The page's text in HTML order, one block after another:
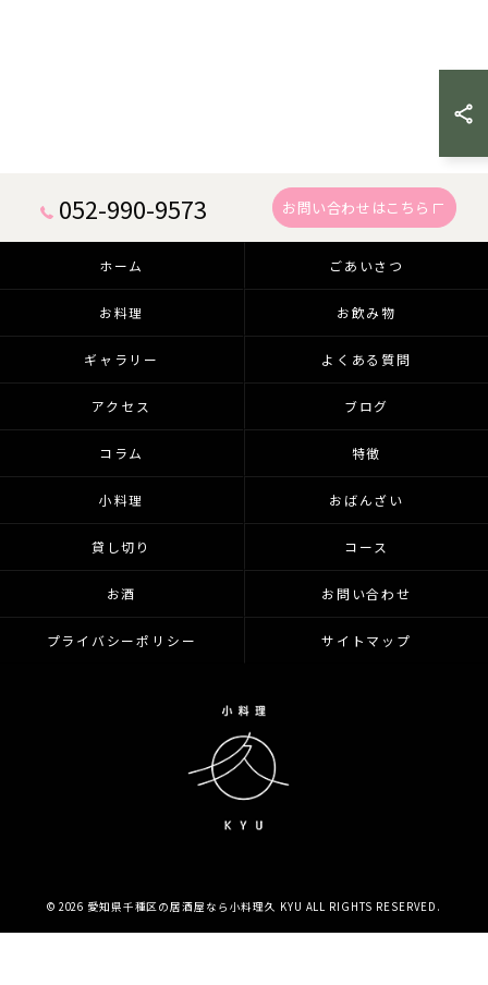
052-990-9573 お問い合わせはこちら
ホーム ごあいさつ
お料理 お飲み物
ギャラリー よくある質問
アクセス ブログ
コラム 特徴
小料理 おばんざい
貸し切り コース
お酒 お問い合わせ
プライバシーポリシー サイトマップ
© 2026 愛知県千種区の居酒屋なら小料理久 KYU ALL RIGHTS RESERVED.